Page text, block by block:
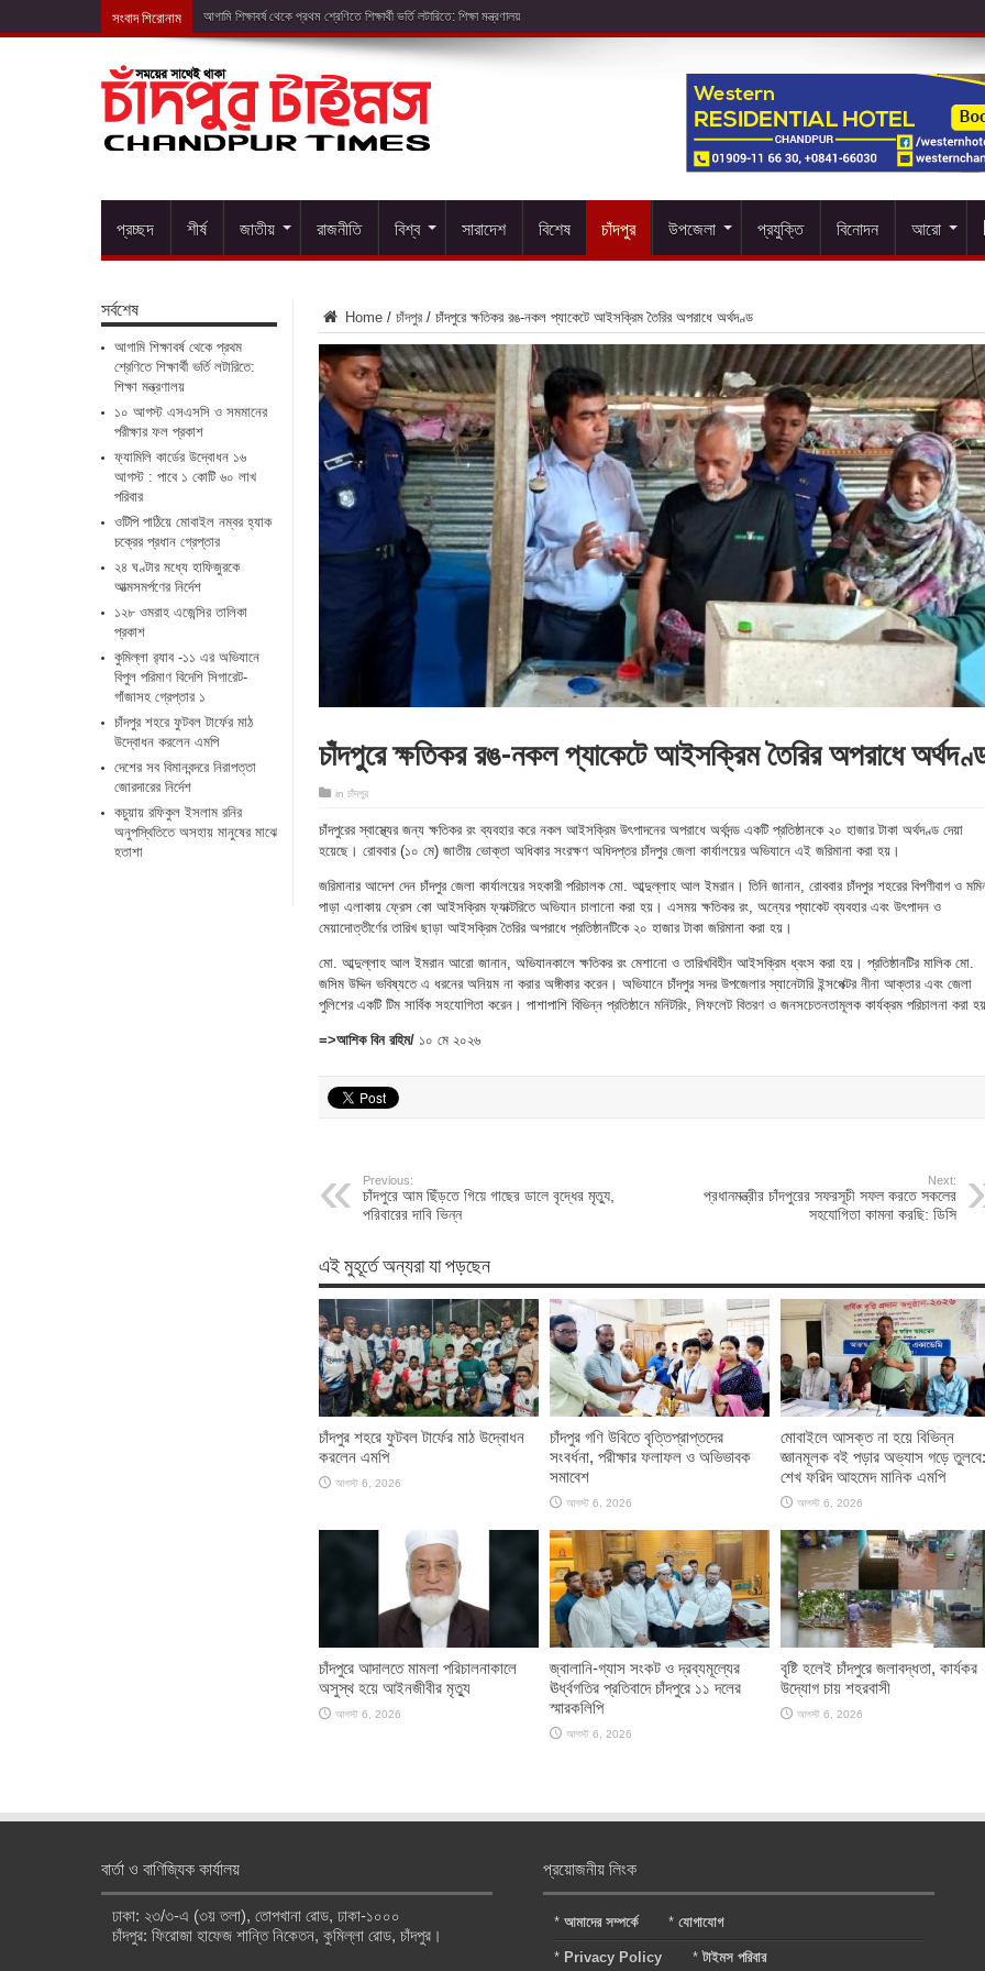
সংবাদ শিরোনাম ১০ আগস্ট এসএসসি
প্রচ্ছদ শীর্ষ জাতীয় রাজনীতি বিশ্ব সারাদেশ বিশেষ চাঁদপুর উপজেলা প্রযুক্তি বিনোদন আরো
Home / চাঁদপুর / চাঁদপুরে ক্ষতিকর রঙ-নকল প্যাকেটে আইসক্রিম তৈরির অপরাধে অর্থদণ্ড
চাঁদপুরে ক্ষতিকর রঙ-নকল প্যাকেটে আইসক্রিম তৈরির অপরাধে
in চাঁদপুর
চাঁদপুরের স্বাস্থ্যের জন্য ক্ষতিকর রং ব্যবহার করে নকল আইসক্রিম উৎপাদনের অপরাধে অর্থদন্ড একটি প্রতিষ্ঠানকে ২০ হাজার টাকা অর্থদণ্ড দেয়া
হয়েছে। রোববার (১০ মে) জাতীয় ভোক্তা অধিকার সংরক্ষণ অধিদপ্তর চাঁদপুর জেলা কার্যালয়ের অভিযানে এই জরিমানা করা হয়।
জরিমানার আদেশ দেন চাঁদপুর জেলা কার্যালয়ের সহকারী পরিচালক মো. আব্দুল্লাহ আল ইমরান। তিনি জানান, রোববার চাঁদপুর শহরের বিপণীবাগ ও
পাড়া এলাকায় ফ্রেস কো আইসক্রিম ফ্যাক্টরিতে‌ অভিযান‌ চালানো করা হয়। এসময় ক্ষতিকর রং, অন্যের প্যাকেট ব্যবহার এবং উৎপাদন ও
মেয়াদোত্তীর্ণের তারিখ ছাড়া আইসক্রিম তৈরির অপরাধে প্রতিষ্ঠানটিকে ২০ হাজার টাকা জরিমানা করা হয়।
মো. আব্দুল্লাহ আল ইমরান আরো জানান, অভিযানকালে ক্ষতিকর রং মেশানো ও তারিখবিহীন আইসক্রিম ধ্বংস করা হয়। প্রতিষ্ঠানটির মালিক মো.
জসিম উদ্দিন ভবিষ্যতে এ ধরনের অনিয়ম না করার অঙ্গীকার করেন। অভিযানে চাঁদপুর সদর উপজেলার স্যানেটারি ইন্সপেক্টর নীনা আক্তার এবং জেলা
পুলিশের একটি টিম সার্বিক সহযোগিতা করেন। পাশাপাশি বিভিন্ন প্রতিষ্ঠানে মনিটরিং, লিফলেট বিতরণ ও জনসচেতনতামূলক কার্যক্রম পরিচালনা করা
=>আশিক বিন রহিম/ ১০ মে ২০২৬
Previous:
চাঁদপুরে আম ছিঁড়তে গিয়ে গাছের ডালে বৃদ্ধের মৃত্যু,
পরিবারের দাবি ভিন্ন
Next:
প্রধানমন্ত্রীর চাঁদপুরের সফরসূচী সফল করতে সকলের
সহযোগিতা কামনা করছি: ডিসি
এই মুহূর্তে অন্যরা যা পড়ছেন
চাঁদপুর শহরে ফুটবল টার্ফের মাঠ উদ্বোধন
করলেন এমপি
আগস্ট 6, 2026
চাঁদপুর গণি উবিতে বৃত্তিপ্রাপ্তদের
সংবর্ধনা, পরীক্ষার ফলাফল ও অভিভাবক
সমাবেশ
আগস্ট 6, 2026
মোবাইলে আসক্ত না হয়ে বিভিন্ন
জ্ঞানমূলক বই পড়ার অভ্যাস গড়ে তুলবে:
শেখ ফরিদ আহমেদ মানিক এমপি
আগস্ট 6, 2026
চাঁদপুরে আদালতে মামলা পরিচালনাকালে
অসুস্থ হয়ে আইনজীবীর মৃত্যু
আগস্ট 6, 2026
জ্বালানি-গ্যাস সংকট ও দ্রব্যমূল্যের
ঊর্ধ্বগতির প্রতিবাদে চাঁদপুরে ১১ দলের
স্মারকলিপি
আগস্ট 6, 2026
বৃষ্টি হলেই চাঁদপুরে জলাবদ্ধতা, কার্যকর
উদ্যোগ চায় শহরবাসী
আগস্ট 6, 2026
সর্বশেষ
আগামি শিক্ষাবর্ষ থেকে প্রথম
শ্রেণিতে শিক্ষার্থী ভর্তি লটারিতে:
শিক্ষা মন্ত্রণালয়
১০ আগস্ট এসএসসি ও সমমানের
পরীক্ষার ফল প্রকাশ
ফ্যামিলি কার্ডের উদ্বোধন ১৬
আগস্ট : পাবে ১ কোটি ৬০ লাখ
পরিবার
ওটিপি পাঠিয়ে মোবাইল নম্বর হ্যাক
চক্রের প্রধান গ্রেপ্তার
২৪ ঘণ্টার মধ্যে হাফিজুরকে
আত্মসমর্পণের নির্দেশ
১২৮ ওমরাহ এজেন্সির তালিকা
প্রকাশ
কুমিল্লা র‌্যাব -১১ এর অভিযানে
বিপুল পরিমাণ বিদেশি সিগারেট-
গাঁজাসহ গ্রেপ্তার ১
চাঁদপুর শহরে ফুটবল টার্ফের মাঠ
উদ্বোধন করলেন এমপি
দেশের সব বিমানবন্দরে নিরাপত্তা
জোরদারের নির্দেশ
কচুয়ায় রফিকুল ইসলাম রনির
অনুপস্থিতিতে অসহায় মানুষের মাঝে
হতাশা
বার্তা ও বাণিজ্যিক কার্যালয়
ঢাকা: ২৩/৩-এ (৩য় তলা), তোপখানা রোড, ঢাকা-১০০০
চাঁদপুর: ফিরোজা হাফেজ শান্তি নিকেতন, কুমিল্লা রোড, চাঁদপুর।
প্রয়োজনীয় লিংক
*আমাদের সম্পর্কে *যোগাযোগ
* Privacy Policy *টাইমস পরিবার